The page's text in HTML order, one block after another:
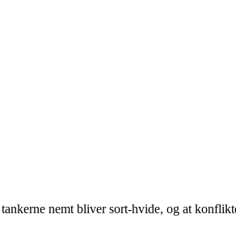
nemt bliver sort-hvide, og at